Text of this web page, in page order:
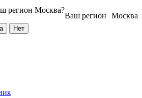
Москва
Ваш регион
регион Москва?